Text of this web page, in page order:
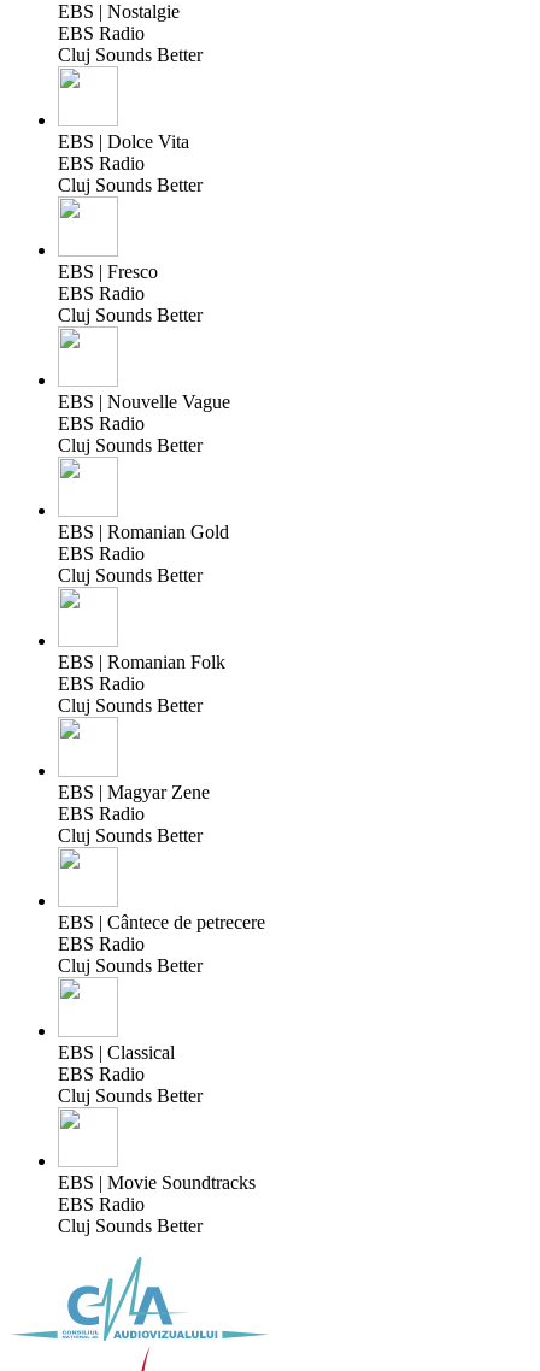
EBS | Nostalgie
EBS Radio
Cluj Sounds Better
EBS | Dolce Vita
EBS Radio
Cluj Sounds Better
EBS | Fresco
EBS Radio
Cluj Sounds Better
EBS | Nouvelle Vague
EBS Radio
Cluj Sounds Better
EBS | Romanian Gold
EBS Radio
Cluj Sounds Better
EBS | Romanian Folk
EBS Radio
Cluj Sounds Better
EBS | Magyar Zene
EBS Radio
Cluj Sounds Better
EBS | Cântece de petrecere
EBS Radio
Cluj Sounds Better
EBS | Classical
EBS Radio
Cluj Sounds Better
EBS | Movie Soundtracks
EBS Radio
Cluj Sounds Better